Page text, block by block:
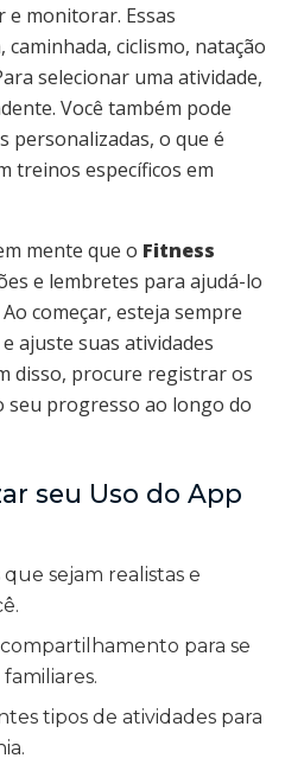
e monitorar. Essas
ciclismo, natação
selecionar uma atividade,
Você também pode
personalizadas, o que é
treinos específicos em
mente que o Fitness
e lembretes para ajudá-lo
começar, esteja sempre
ajuste suas atividades
disso, procure registrar os
seu progresso ao longo do
seu Uso do App
sejam realistas e
para se
tipos de atividades para